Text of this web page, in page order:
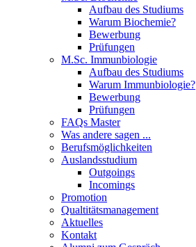
Aufbau des Studiums
Warum Biochemie?
Bewerbung
Prüfungen
M.Sc. Immunbiologie
Aufbau des Studiums
Warum Immunbiologie?
Bewerbung
Prüfungen
FAQs Master
Was andere sagen ...
Berufsmöglichkeiten
Auslandsstudium
Outgoings
Incomings
Promotion
Qualtitätsmanagement
Aktuelles
Kontakt